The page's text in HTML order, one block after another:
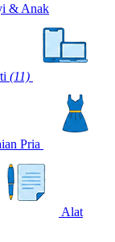
& Anak
(11)
Pria
Alat